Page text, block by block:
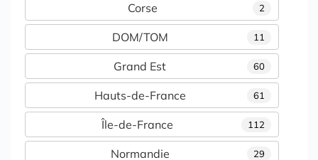
2
Corse
11
DOM/TOM
60
Grand Est
61
Hauts-de-France
112
Île-de-France
29
Normandie